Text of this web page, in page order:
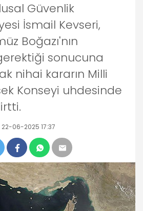
Güvenlik
İsmail Kevseri,
Boğazı'nın
sonucuna
nihai kararın Milli
Konseyi uhdesinde
22-06-2025 17:37